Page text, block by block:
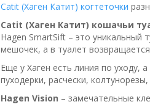
Catit (Хаген Катит) когтеточки
Catit (Хаген Катит) кошачьи
Hagen SmartSift – это уникальный
мешочек, а в туалет
Еще у Хаген есть линия по уходу,
пуходерки, расчески,
Hagen Vision – замечательные